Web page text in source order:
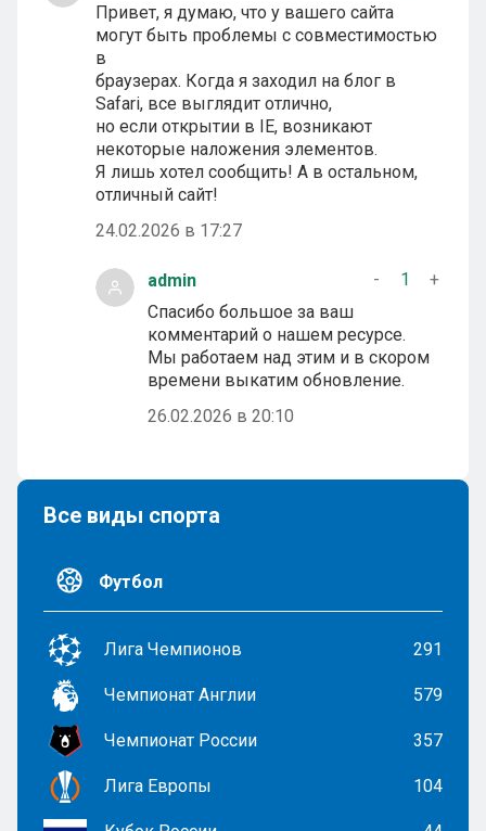
Привет, я думаю, что у вашего сайта
могут быть проблемы с совместимостью
в
браузерах. Когда я заходил на блог в
Safari, все выглядит отлично,
но если открытии в IE, возникают
некоторые наложения элементов.
Я лишь хотел сообщить! А в остальном,
отличный сайт!
24.02.2026 в 17:27
admin - 1
+
Спасибо большое за ваш
комментарий о нашем ресурсе.
Мы работаем над этим и в скором
времени выкатим обновление.
26.02.2026 в 20:10
Все виды спорта
Футбол
Лига Чемпионов 291
Чемпионат Англии 579
Чемпионат России 357
Лига Европы 104